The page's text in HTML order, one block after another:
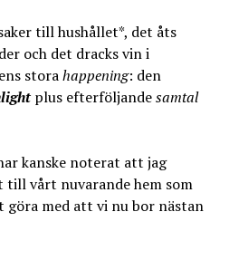
till hushållet*, det åts
och det dracks vin i
storahappening: den
plus efterföljandesamtal
kanske noterat att jag
till vårt nuvarande hem som
med att vi nu bor nästan